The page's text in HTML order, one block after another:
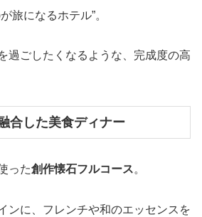
旅になるホテル”。
過ごしたくなるような、完成度の高
合した美食ディナー
った創作懐石フルコース。
ンに、フレンチや和のエッセンスを